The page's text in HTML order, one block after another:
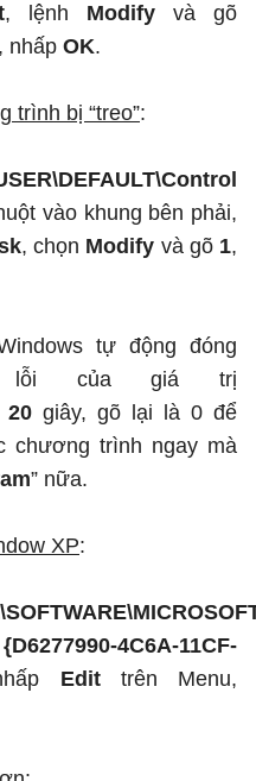
, lệnh Modify và gõ
nhấp OK.
trình bị “treo”:
vào khung bên phải,
, chọn Modify và gõ 1,
tự động đóng
lỗi của giá trị
20 giây, gõ lại là 0 để
chương trình ngay mà
” nữa.
XP:
{D6277990-4C6A-11CF-
Edittrên Menu,